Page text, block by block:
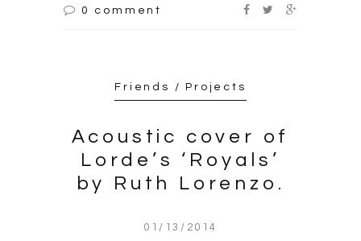
0 comment
Friends / Projects
Acoustic cover of
Lorde’s ‘Royals’
by Ruth Lorenzo.
01/13/2014